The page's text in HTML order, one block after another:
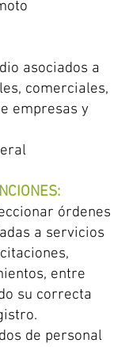
asociados a
comerciales,
empresas y
órdenes
a servicios
entre
su correcta
de personal